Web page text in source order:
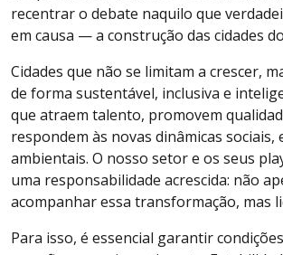
recentrar o debate naquilo que
em causa — a construção das cidades
Cidades que não se limitam a crescer,
de forma sustentável, inclusiva e
que atraem talento, promovem
respondem às novas dinâmicas sociais,
ambientais. O nosso setor e os seus
uma responsabilidade acrescida: não
acompanhar essa transformação, mas
Para isso, é essencial garantir